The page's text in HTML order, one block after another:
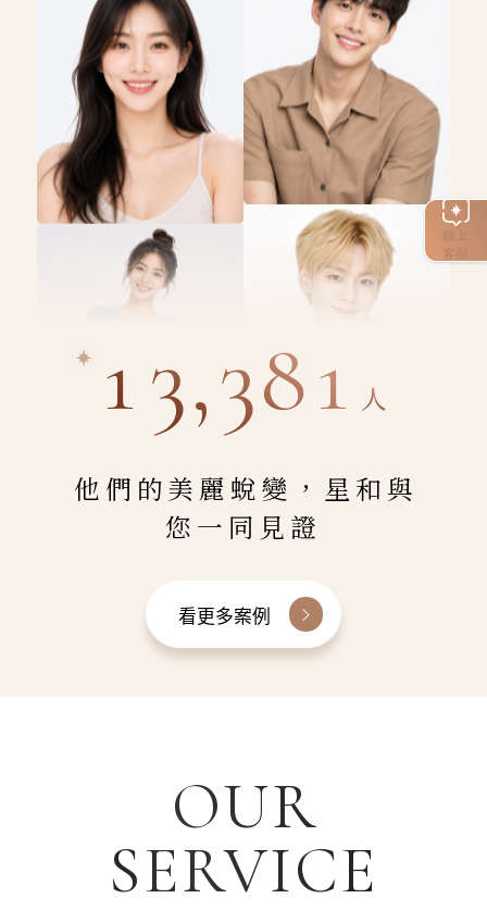
線上
客服
13,381 人
他們的美麗蛻變，星和與
您一同見證
看更多案例
OUR
SERVICE